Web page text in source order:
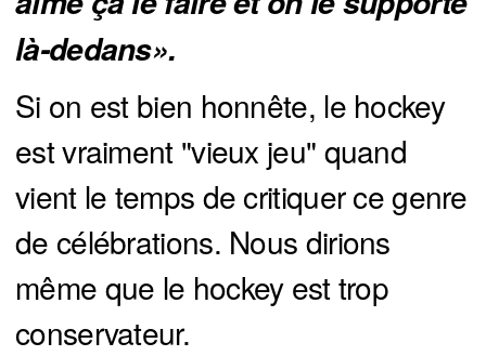
là-dedans».
Si on est bien honnête, le hockey
est vraiment "vieux jeu" quand
vient le temps de critiquer ce genre
de célébrations. Nous dirions
même que le hockey est trop
conservateur.